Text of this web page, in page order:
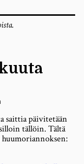
saittia päivitetään
tällöin. Tältä
huumoriannoksen: